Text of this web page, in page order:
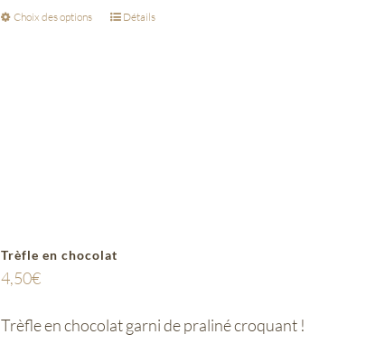
Choix des options Détails
Trèfle en chocolat
4,50€
Trèfle en chocolat garni de praliné croquant !